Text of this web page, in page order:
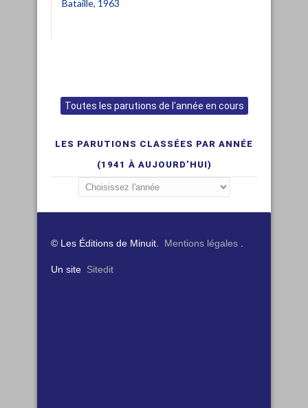
Bataille, 1963
Toutes les parutions de l'année en cours
LES PARUTIONS CLASSÉES PAR ANNÉE
(1941 À AUJOURD’HUI)
© Les Éditions de Minuit. Mentions légales
Un site Sitedit